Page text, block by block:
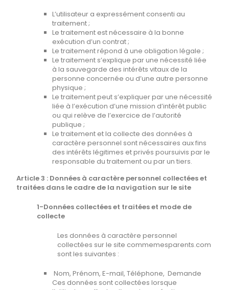
L’utilisateur a expressément consenti au
traitement ;
Le traitement est nécessaire à la bonne
exécution d’un contrat ;
Le traitement répond à une obligation légale ;
Le traitement s’explique par une nécessité liée
à la sauvegarde des intérêts vitaux de la
personne concernée ou d’une autre personne
physique ;
Le traitement peut s’expliquer par une nécessité
liée à l’exécution d’une mission d’intérêt public
ou qui relève de l’exercice de l’autorité
publique ;
Le traitement et la collecte des données à
caractère personnel sont nécessaires aux fins
des intérêts légitimes et privés poursuivis par le
responsable du traitement ou par un tiers.
Article 3 : Données à caractère personnel collectées et
traitées dans le cadre de la navigation sur le site
1-Données collectées et traitées et mode de
collecte
Les données à caractère personnel
collectées sur le site commemesparents.com
sont les suivantes :
Nom, Prénom, E-mail, Téléphone, Demande
Ces données sont collectées lorsque